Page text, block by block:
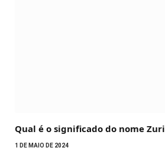
Qual é o significado do nome Zuri
1 DE MAIO DE 2024